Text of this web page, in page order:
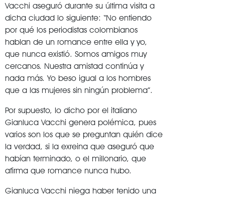
Vacchi aseguró durante su última visita a
dicha ciudad lo siguiente: “No entiendo
por qué los periodistas colombianos
hablan de un romance entre ella y yo,
que nunca existió. Somos amigos muy
cercanos. Nuestra amistad continúa y
nada más. Yo beso igual a los hombres
que a las mujeres sin ningún problema”.
Por supuesto, lo dicho por el italiano
Gianluca Vacchi genera polémica, pues
varios son los que se preguntan quién dice
la verdad, si la exreina que aseguró que
habían terminado, o el millonario, que
afirma que romance nunca hubo.
Gianluca Vacchi niega haber tenido una